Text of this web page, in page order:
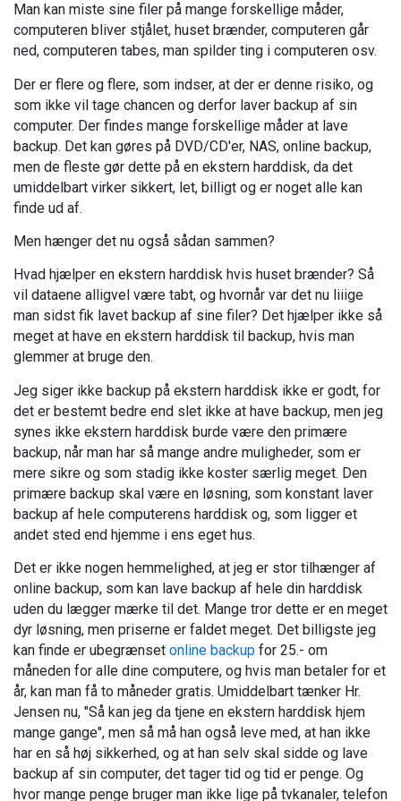
Man kan miste sine filer på mange forskellige måder,
computeren bliver stjålet, huset brænder, computeren går
ned, computeren tabes, man spilder ting i computeren osv.
Der er flere og flere, som indser, at der er denne risiko, og
som ikke vil tage chancen og derfor laver backup af sin
computer. Der findes mange forskellige måder at lave
backup. Det kan gøres på DVD/CD'er, NAS, online backup,
men de fleste gør dette på en ekstern harddisk, da det
umiddelbart virker sikkert, let, billigt og er noget alle kan
finde ud af.
Men hænger det nu også sådan sammen?
Hvad hjælper en ekstern harddisk hvis huset brænder? Så
vil dataene alligvel være tabt, og hvornår var det nu liiige
man sidst fik lavet backup af sine filer? Det hjælper ikke så
meget at have en ekstern harddisk til backup, hvis man
glemmer at bruge den.
Jeg siger ikke backup på ekstern harddisk ikke er godt, for
det er bestemt bedre end slet ikke at have backup, men jeg
synes ikke ekstern harddisk burde være den primære
backup, når man har så mange andre muligheder, som er
mere sikre og som stadig ikke koster særlig meget. Den
primære backup skal være en løsning, som konstant laver
backup af hele computerens harddisk og, som ligger et
andet sted end hjemme i ens eget hus.
Det er ikke nogen hemmelighed, at jeg er stor tilhænger af
online backup, som kan lave backup af hele din harddisk
uden du lægger mærke til det. Mange tror dette er en meget
dyr løsning, men priserne er faldet meget. Det billigste jeg
kan finde er ubegrænset online backup for 25.- om
måneden for alle dine computere, og hvis man betaler for et
år, kan man få to måneder gratis. Umiddelbart tænker Hr.
Jensen nu, "Så kan jeg da tjene en ekstern harddisk hjem
mange gange", men så må han også leve med, at han ikke
har en så høj sikkerhed, og at han selv skal sidde og lave
backup af sin computer, det tager tid og tid er penge. Og
hvor mange penge bruger man ikke lige på tvkanaler, telefon